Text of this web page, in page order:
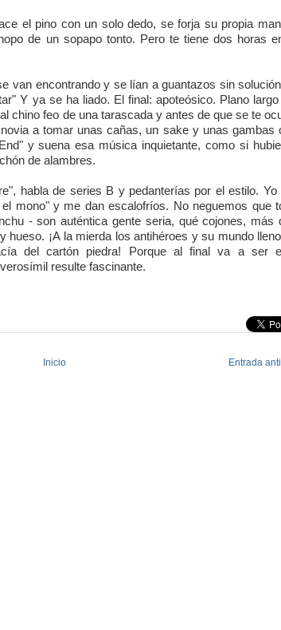
el pino con un solo dedo, se forja su propia
de un sopapo tonto. Pero te tiene dos horas
van encontrando y se lían a guantazos sin
Y ya se ha liado. El final: apoteósico. Plano largo
chino feo de una tarascada y antes de que se te
a tomar unas cañas, un sake y unas gambas
y suena esa música inquietante, como si
de alambres.
habla de series B y pedanterías por el estilo. Yo
mono" y me dan escalofríos. No neguemos que
- son auténtica gente seria, qué cojones, más
¡A la mierda los antihéroes y su mundo
del cartón piedra! Porque al final va a ser
resulte fascinante.
Entrada
Inicio